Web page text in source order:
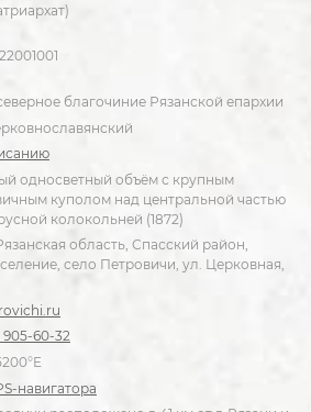
благочиние Рязанской епархии
односветный объём с крупным
куполом над центральной частью
колокольней (1872)
область, Спасский район,
село Петровичи, ул. Церковная,
905-60-32
навигатора